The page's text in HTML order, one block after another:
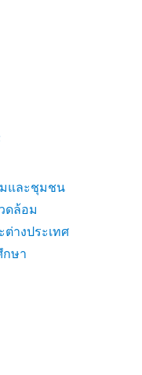
และชุมชน
ดล้อม
ต่างประเทศ
กษา